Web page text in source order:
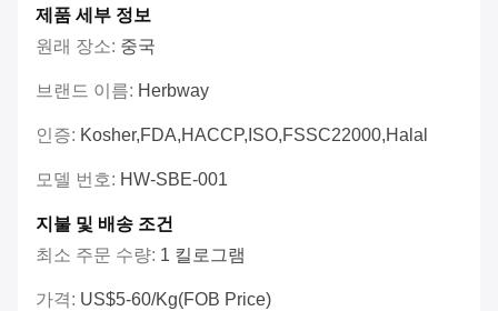
제품 세부 정보
원래 장소: 중국
브랜드 이름: Herbway
인증: Kosher,FDA,HACCP,ISO,FSSC22000,Halal
모델 번호: HW-SBE-001
지불 및 배송 조건
최소 주문 수량: 1 킬로그램
가격: US$5-60/kg(FOB Price)